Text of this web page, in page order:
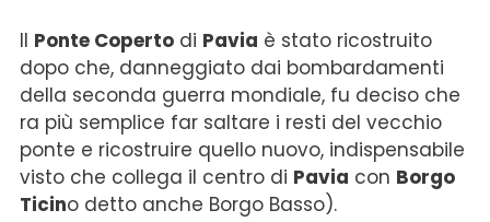
Il Ponte Copertodi Pavia è stato ricostruito
dopo che, danneggiato dai bombardamenti
della seconda guerra mondiale, fu deciso che
ra più semplice far saltare i resti del vecchio
ponte e ricostruire quello nuovo, indispensabile
visto che collega il centro di Pavia con Borgo
Ticino detto anche Borgo Basso).